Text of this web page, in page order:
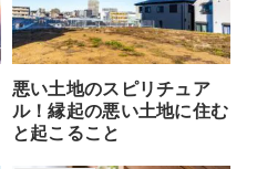
悪い土地のスピリチュア
ル！縁起の悪い土地に住む
と起こること